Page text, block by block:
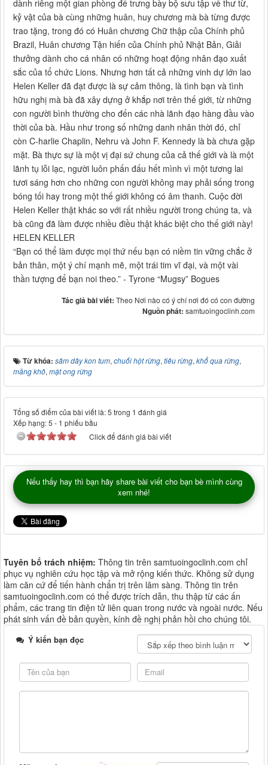
dành riêng một gian phòng để trưng bày bộ sưu tập về thư từ,
kỷ vật của bà cùng những huân, huy chương mà bà từng được
trao tặng, trong đó có Huân chương Chữ thập của Chính phủ
Brazil, Huân chương Tận hiến của Chính phủ Nhật Bản, Giải
thưởng dành cho cá nhân có những hoạt động nhân đạo xuất
sắc của tổ chức Lions. Nhưng hơn tất cả những vinh dự lớn lao
Helen Keller đã đạt được là sự cảm thông, là tình bạn và tình
hữu nghị mà bà đã xây dựng ở khắp nơi trên thế giới, từ những
con người bình thường cho đến các nhà lãnh đạo hàng đầu vào
thời của bà. Hầu như trong số những danh nhân thời đó, chỉ
còn C-harlie Chaplin, Nehru và John F. Kennedy là bà chưa gặp
mặt. Bà thực sự là một vị đại sứ chung của cả thế giới và là một
lãnh tụ lỗi lạc, người luôn phấn đấu hết mình vì một tương lai
tươi sáng hơn cho những con người không may phải sống trong
bóng tối hay trong một thế giới không có âm thanh. Cuộc đời
Helen Keller thật khác so với rất nhiều người trong chúng ta, và
bà cũng đã làm được nhiều điều thật khác biệt cho thế giới này!
HELEN KELLER
“Bạn có thể làm được mọi thứ nếu bạn có niềm tin vững chắc ở
bản thân, một ý chí mạnh mẽ, một trái tim vĩ đại, và một vài
thần tượng để bạn noi theo.” - Tyrone “Mugsy” Bogues
Tác giả bài viết: Theo Nơi nào có ý chí nơi đó có con đường
Nguồn phát: samtuoingoclinh.com
Từ khóa: sâm dây kon tum, chuối hột rừng, tiêu rừng, khổ qua rừng,
măng khô, mật ong rừng
Tổng số điểm của bài viết là: 5 trong 1 đánh giá
Xếp hạng:5 - 1 phiếu bầu
Click để đánh giá bài viết
Nếu thấy hay thì bạn hãy share bài viết cho bạn bè mình cùng
xem nhé!
Tuyên bố trách nhiệm: Thông tin trên samtuoingoclinh.com chỉ
phục vụ nghiên cứu học tập và mở rộng kiến thức. Không sử dụng
làm căn cứ để tiến hành chẩn trị trên lâm sàng. Thông tin trên
samtuoingoclinh.com có thể được trích dẫn, thu thập từ các ấn
phẩm, các trang tin điện tử liên quan trong nước và ngoài nước. Nếu
phát sinh vấn đề bản quyền, kính đề nghị phản hồi cho chúng tôi.
Ý kiến bạn đọc